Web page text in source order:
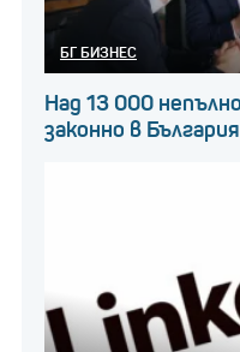
БГ БИЗНЕС
Над 13 000
законно в България